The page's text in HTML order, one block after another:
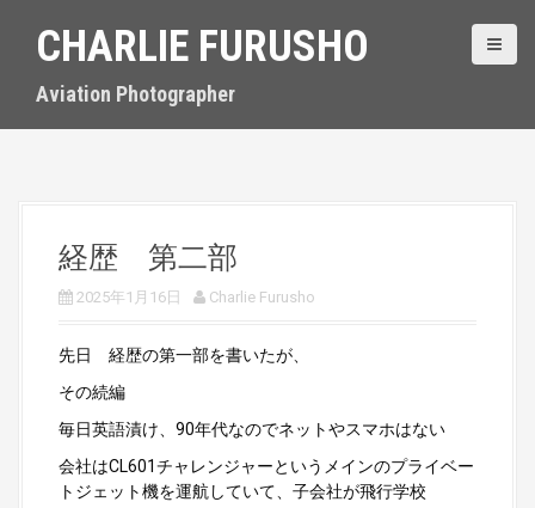
CHARLIE FURUSHO
Aviation Photographer
経歴 第二部
2025年1月16日 Charlie Furusho
先日 経歴の第一部を書いたが、
その続編
毎日英語漬け、90年代なのでネットやスマホはない
会社はCL601チャレンジャーというメインのプライベー
トジェット機を運航していて、子会社が飛行学校